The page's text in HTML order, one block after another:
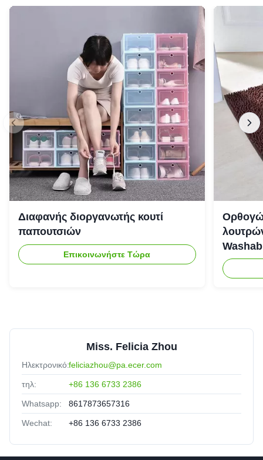
Διαφανής διοργανωτής κουτί
παπουτσιών
Επικοινωνήστε Τώρα
Miss. Felicia Zhou
Ηλεκτρονικό:feliciazhou@pa.ecer.com
τηλ: +86 136 6733 2386
Whatsapp: 8617873657316
Wechat: +86 136 6733 2386